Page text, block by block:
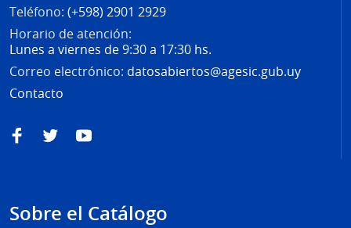
Teléfono: (+598) 2901 2929
Horario de atención:
Lunes a viernes de 9:30 a 17:30 hs.
Correo electrónico: datosabiertos@agesic.gub.uy
Contacto
FacebookTwitterYouTube
Sobre el Catálogo